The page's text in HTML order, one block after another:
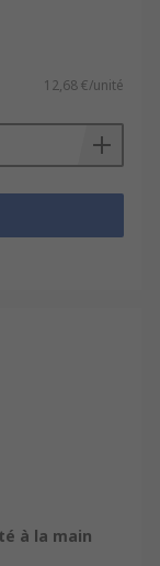
12,68 €/unité
à la main